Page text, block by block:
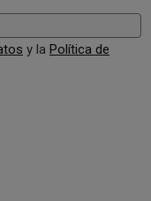
y la Política de